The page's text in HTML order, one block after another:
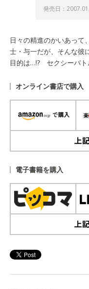
発売日：
日々の精進のかいあって
士・与一だが、そんな彼
目的は…!? セクシーバト
オンライン書店で購入
電子書籍を購入